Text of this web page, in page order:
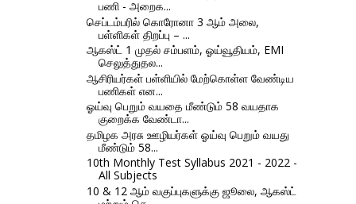
பணி - அறைக...
செப்டம்பரில் கொரோனா 3 ஆம் அலை,
பள்ளிகள் திறப்பு – ...
ஆகஸ்ட் 1 முதல் சம்பளம், ஓய்வூதியம், EMI
செலுத்துதல...
ஆசிரியர்கள் பள்ளியில் மேற்கொள்ள வேண்டிய
பணிகள் என...
ஓய்வு பெறும் வயதை மீண்டும் 58 வயதாக
குறைக்க வேண்டா...
தமிழக அரசு ஊழியர்கள் ஓய்வு பெறும் வயது
மீண்டும் 58...
10th Monthly Test Syllabus 2021 - 2022 -
All Subjects
10 & 12 ஆம் வகுப்புகளுக்கு ஜூலை, ஆகஸ்ட்